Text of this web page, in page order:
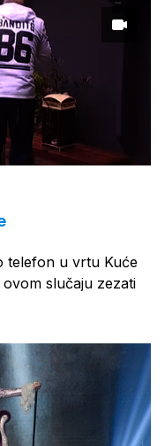
telefon u vrtu Kuće
slučaju zezati